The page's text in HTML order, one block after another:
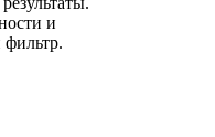
и
фильтр.